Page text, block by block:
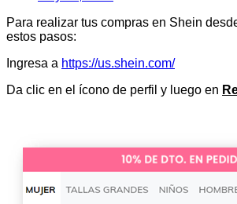
Para realizar tus compras en Shein
estos pasos:
Ingresa a https://us.shein.com/
Da clic en el ícono de perfil y luego en